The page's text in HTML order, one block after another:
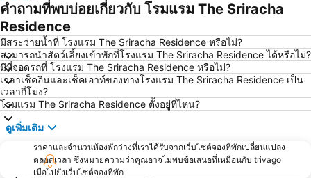
สวนเสือศรีราชา
สถานีรถไฟพัทยา
บิ๊กซี เอ็กซ์ตร้า พัทยา3
อนุสาวรีย์กรมหลวงชุมพรเขตอุดมศักดิ์
พีระเซอร์กิต
Pattaya Floating Market
เอสเอฟเอ็กซ์ ซีเนม่า เซ็นทรัลพัทยาบีช
Art in Paradise
พัทยาเทเลกราฟฮิลล์
คำถามที่พบบ่อยเกี่ยวกับ โรมแรม The Sriracha
Residence
มีสระว่ายน้ำที่ โรงแรม The Sriracha Residence หรือไม่?
สามารถนำสัตว์เลี้ยงเข้าพักที่โรงแรม The Sriracha Residence ได้หรือไม่?
มีที่จอดรถที่ โรงแรม The Sriracha Residence หรือไม่?
เวลาเช็คอินและเช็คเอาท์ของทางโรงแรม The Sriracha Residence เป็น
เวลากี่โมง?
โรมแรม The Sriracha Residence ตั้งอยู่ที่ไหน?
ดูเพิ่มเติม
ราคาและจำนวนห้องพักว่างที่เราได้รับจากเว็บไซต์จองที่พักเปลี่ยนแปลง
ตลอดเวลา ซึ่งหมายความว่าคุณอาจไม่พบข้อเสนอที่เหมือนกับ trivago
เมื่อไปยังเว็บไซต์จองที่พัก